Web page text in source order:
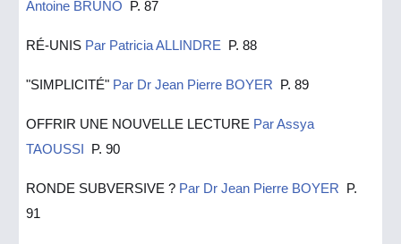
Antoine BRUNO P. 87
RÉ-UNIS Par Patricia ALLINDRE P. 88
"SIMPLICITÉ" Par Dr Jean Pierre BOYER P. 89
OFFRIR UNE NOUVELLE LECTURE Par Assya
TAOUSSI
P. 90
RONDE SUBVERSIVE ? Par Dr Jean Pierre BOYER
P.
91